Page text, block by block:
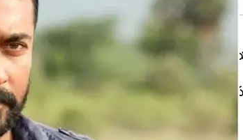
సమయంలో ప్రమాదం జరగడంతో
ఆస్ప్రత్రికి తరలించారు.
సమయంలో కెమెరా ఆయన మీద పడటంతో
నిలిపివేశారు.
మార్కెట్ ఉంది.